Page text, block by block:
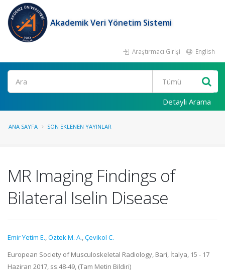
Akademik Veri Yönetim Sistemi
Araştırmacı Girişi English
Ara
Detaylı Arama
ANA SAYFA SON EKLENEN YAYINLAR
MR Imaging Findings of
Bilateral Iselin Disease
Emir Yetim E.,Öztek M. A.,Çevikol C.
European Society of Musculoskeletal Radiology, Bari, İtalya, 15 - 17
Haziran 2017, ss.48-49, (Tam Metin Bildiri)